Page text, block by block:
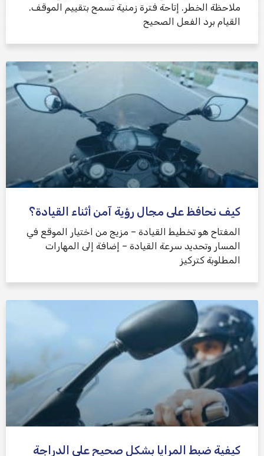
ملاحظة الخطر. إتاحة فترة زمنية تسمح بتقييم الموقف.
القيام برد الفعل الصحيح
كيف نحافظ على مجال رؤية آمن أثناء القيادة؟
المفتاح هو تخطيط القيادة – مزيج من اختيار الموقع في
المسار وتحديد سرعة القيادة – إضافة إلى المهارات
المطلوبة كتركيز
كيفية ضبط المرايا بشكل صحيح على الدراجة